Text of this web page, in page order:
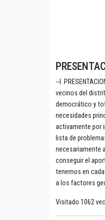
--I.
vecinos del
democrático y
necesidades
activamente por
lista de
necesariamente
conseguir el
tenemos en
a los factores
Visitado 1062